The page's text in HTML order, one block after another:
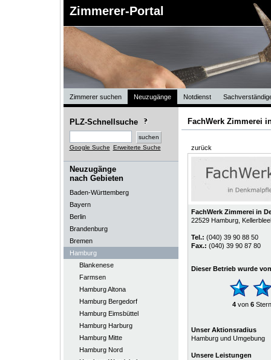
Zimmerer-Portal
Zimmerer suchen Neuzugänge Notdienst
PLZ-Schnellsuche
Google Suche Erweiterte Suche
Neuzugänge
nach Gebieten
Baden-Württemberg
Bayern
Berlin
Brandenburg
Bremen
Hamburg
Blankenese
Farmsen
Hamburg Altona
Hamburg Bergedorf
Hamburg Eimsbüttel
Hamburg Harburg
Hamburg Mitte
Hamburg Nord
FachWerk Zimmerei
zurück
FachWerk Zimmerei in
22529 Hamburg,
Tel.: (040) 39 90 88 50
Fax.: (040) 39 90 87 80
Dieser Betrieb wurde
4von 6
Unser Aktionsradius
Hamburg und Umgebung
Unsere Leistungen